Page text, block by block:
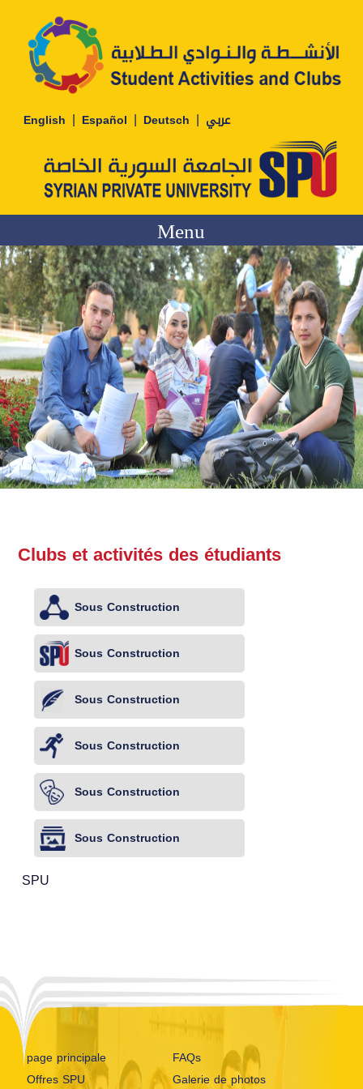
English | Español | Deutsch | عربي
Menu
Clubs et activités des étudiants
Sous Construction
Sous Construction
Sous Construction
Sous Construction
Sous Construction
Sous Construction
SPU
page principale
FAQs
Offres SPU
Galerie de photos